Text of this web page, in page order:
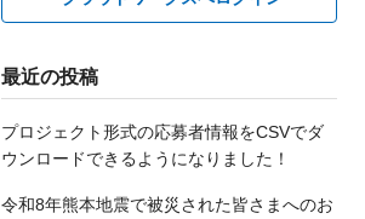
最近の投稿
プロジェクト形式の応募者情報をCSVでダ
ウンロードできるようになりました！
令和8年熊本地震で被災された皆さまへのお